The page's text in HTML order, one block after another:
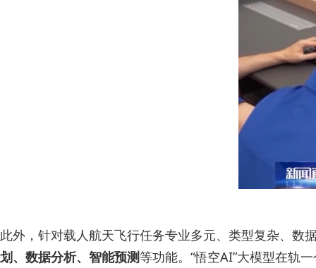
此外，针对载人航天飞行任务专业多元、类型复杂、数
划、数据分析、智能预测等功能。“悟空AI”大模型在轨